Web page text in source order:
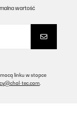
wartość
linku w stopce
tec.com